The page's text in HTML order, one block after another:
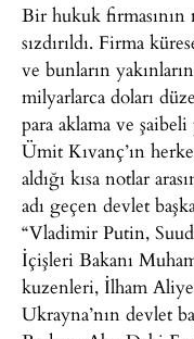
Bir hukuk
sızdırıldı. Firma
ve bunların
milyarlarca doları
para aklama ve
Ümit Kıvanç’ın
aldığı kısa notlar
adı geçen devlet
“Vladimir Putin,
İçişleri Bakanı
kuzenleri, İlham
Ukrayna’nın devlet